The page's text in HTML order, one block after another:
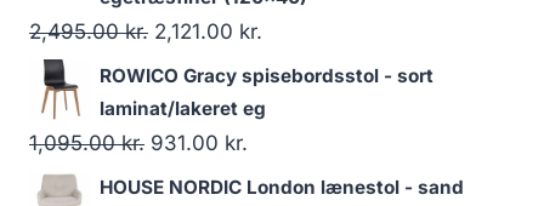
2,495.00kr. 2,121.00 kr.
ROWICO Gracy spisebordsstol - sort
laminat/lakeret eg
1,095.00kr. 931.00 kr.
HOUSE NORDIC London lænestol - sand